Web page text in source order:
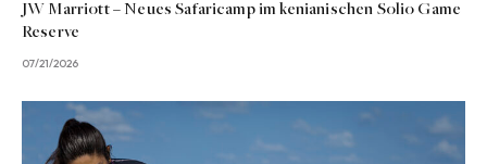
JW Marriott – Neues Safaricamp im kenianischen Solio Game
Reserve
07/21/2026